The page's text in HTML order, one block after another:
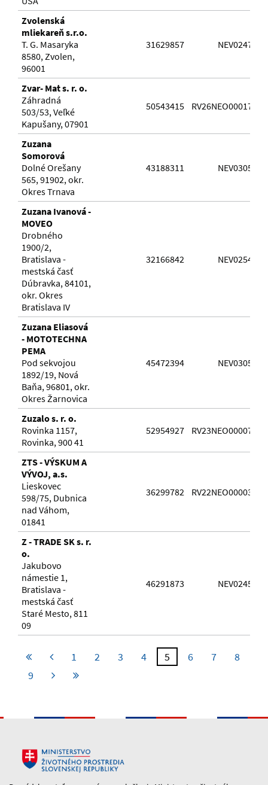
Zvolenská
mliekareň s.r.o.
T. G. Masaryka
8580, Zvolen,
96001
31629857 NEV024767
Zvar- Mat s. r. o.
Záhradná
503/53, Veľké
Kapušany, 07901
50543415 RV26NEO0001725
Zuzana
Somorová
Dolné Orešany
565, 91902, okr.
Okres Trnava
43188311 NEV030554
Zuzana Ivanová -
MOVEO
Drobného
1900/2,
Bratislava -
mestská časť
Dúbravka, 84101,
okr. Okres
Bratislava IV
32166842 NEV025485
Zuzana Eliasová
- MOTOTECHNA
PEMA
Pod sekvojou
1892/19, Nová
Baňa, 96801, okr.
Okres Žarnovica
45472394 NEV030542
Zuzalo s. r. o.
Rovinka 1157,
Rovinka, 900 41
52954927 RV23NEO0000737
ZTS - VÝSKUM A
VÝVOJ, a.s.
Lieskovec
598/75, Dubnica
nad Váhom,
01841
36299782 RV22NEO0000395
Z - TRADE SK s. r.
o.
Jakubovo
námestie 1,
Bratislava -
mestská časť
Staré Mesto, 811
09
46291873 NEV024568
1 2 3 4 5 6 7
8
9